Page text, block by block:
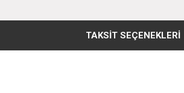
TAKSIT SEÇENEKLERI